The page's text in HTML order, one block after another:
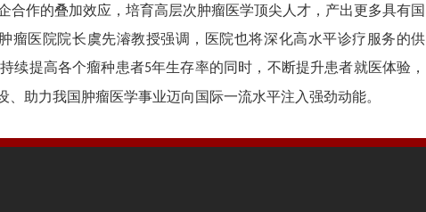
合作的叠加效应，培育高层次肿瘤医学顶尖人才，产出更多具有国
瘤医院院长虞先濬教授强调，医院也将深化高水平诊疗服务的供
续提高各个瘤种患者5年生存率的同时，不断提升患者就医体验，
助力我国肿瘤医学事业迈向国际一流水平注入强劲动能。